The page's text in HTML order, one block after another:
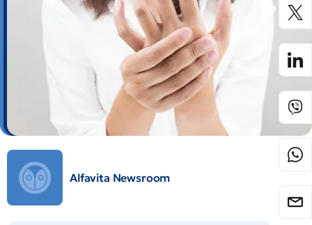
Alfavita Newsroom